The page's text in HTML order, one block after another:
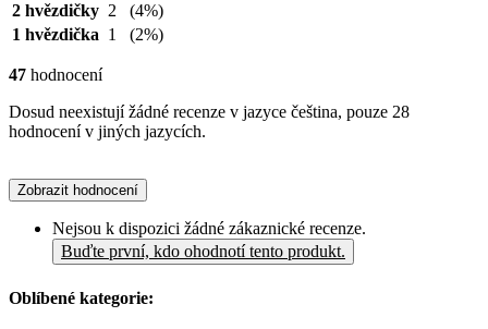
2 hvězdičky 2
(4%)
1 hvězdička 1 (2%)
47 hodnocení
Dosud neexistují žádné recenze v jazyce čeština, pouze 28
hodnocení v jiných jazycích.
Zobrazit hodnocení
Nejsou k dispozici žádné zákaznické recenze.
Buďte první, kdo ohodnotí tento produkt.
Oblíbené kategorie: